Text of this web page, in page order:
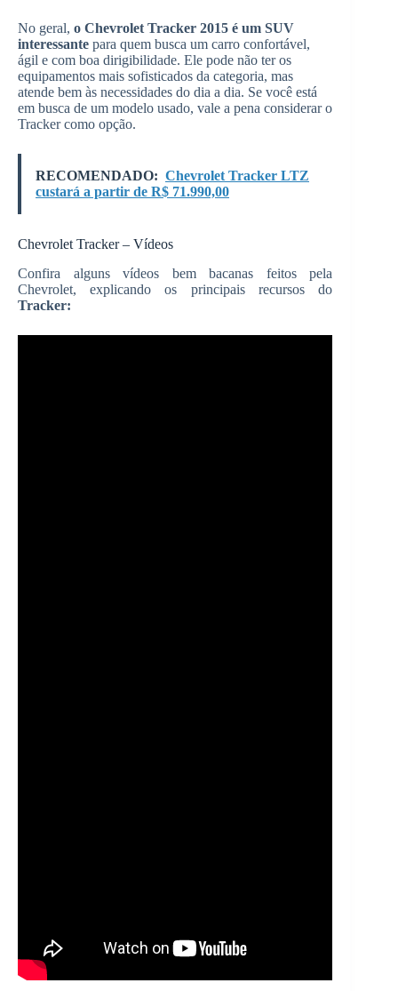
No geral, o Chevrolet Tracker 2015 é um SUV
interessante para quem busca um carro confortável,
ágil e com boa dirigibilidade. Ele pode não ter os
equipamentos mais sofisticados da categoria, mas
atende bem às necessidades do dia a dia. Se você está
em busca de um modelo usado, vale a pena considerar o
Tracker como opção.
RECOMENDADO: Chevrolet Tracker LTZ
custará a partir de R$ 71.990,00
Chevrolet Tracker – Vídeos
Confira alguns vídeos bem bacanas feitos pela
Chevrolet, explicando os principais recursos do
Tracker: